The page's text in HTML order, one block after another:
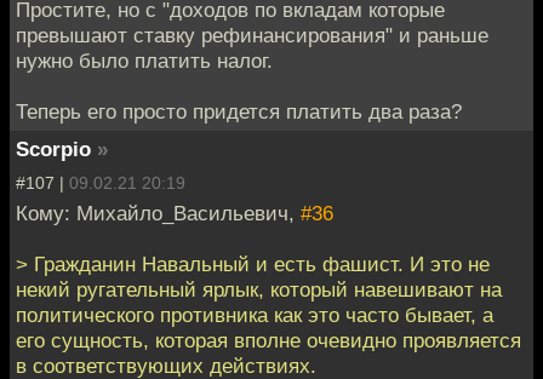
Простите, но с "доходов по вкладам которые
превышают ставку рефинансирования" и раньше
нужно было платить налог.
Теперь его просто придется платить два раза?
Scorpio »
#107 | 09.02.21 20:19
Кому: Михайло_Васильевич, #36
> Гражданин Навальный и есть фашист. И это не
некий ругательный ярлык, который навешивают на
политического противника как это часто бывает, а
его сущность, которая вполне очевидно проявляется
в соответствующих действиях.